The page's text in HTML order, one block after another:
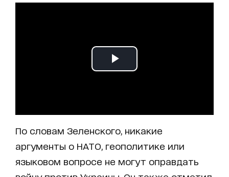
По словам Зеленского, никакие
аргументы о НАТО, геополитике или
языковом вопросе не могут оправдать